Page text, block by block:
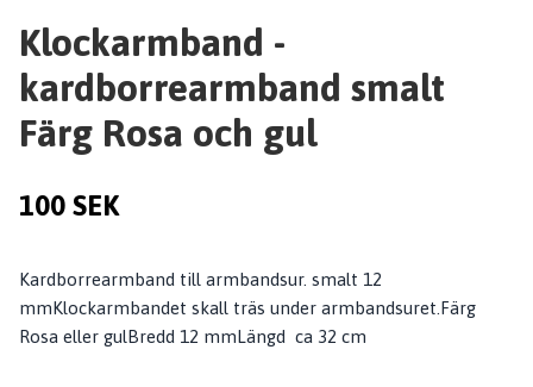
Klockarmband -
kardborrearmband smalt
Färg Rosa och gul
100 SEK
Kardborrearmband till armbandsur. smalt 12
mmKlockarmbandet skall träs under armbandsuret.Färg
Rosa eller gulBredd 12 mmLängd ca 32 cm